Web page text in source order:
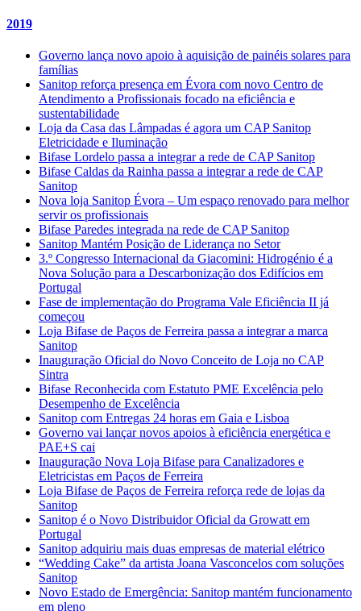
2019
Governo lança novo apoio à aquisição de painéis solares para
famílias
Sanitop reforça presença em Évora com novo Centro de
Atendimento a Profissionais focado na eficiência e
sustentabilidade
Loja da Casa das Lâmpadas é agora um CAP Sanitop
Eletricidade e Iluminação
Bifase Lordelo passa a integrar a rede de CAP Sanitop
Bifase Caldas da Rainha passa a integrar a rede de CAP
Sanitop
Nova loja Sanitop Évora – Um espaço renovado para melhor
servir os profissionais
Bifase Paredes integrada na rede de CAP Sanitop
Sanitop Mantém Posição de Liderança no Setor
3.º Congresso Internacional da Giacomini: Hidrogénio é a
Nova Solução para a Descarbonização dos Edifícios em
Portugal
Fase de implementação do Programa Vale Eficiência II já
começou
Loja Bifase de Paços de Ferreira passa a integrar a marca
Sanitop
Inauguração Oficial do Novo Conceito de Loja no CAP
Sintra
Bifase Reconhecida com Estatuto PME Excelência pelo
Desempenho de Excelência
Sanitop com Entregas 24 horas em Gaia e Lisboa
Governo vai lançar novos apoios à eficiência energética e
PAE+S cai
Inauguração Nova Loja Bifase para Canalizadores e
Eletricistas em Paços de Ferreira
Loja Bifase de Paços de Ferreira reforça rede de lojas da
Sanitop
Sanitop é o Novo Distribuidor Oficial da Growatt em
Portugal
Sanitop adquiriu mais duas empresas de material elétrico
“Wedding Cake” da artista Joana Vasconcelos com soluções
Sanitop
Novo Estado de Emergência: Sanitop mantém funcionamento
em pleno